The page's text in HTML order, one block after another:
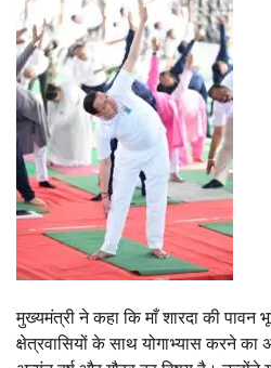
मुख्यमंत्री ने कहा कि माँ शारदा की पावन
क्षेत्रवासियों के साथ योगाभ्यास करने का